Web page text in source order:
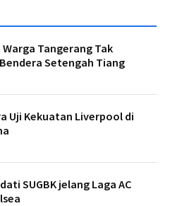
Tangerang Tak
Setengah Tiang
Uji Kekuatan Liverpool di
SUGBK jelang Laga AC